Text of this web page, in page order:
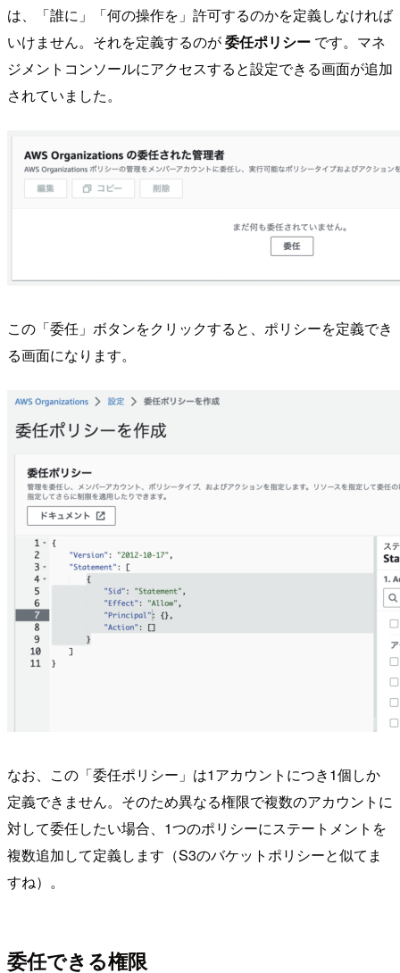
は、「誰に」「何の操作を」許可するのかを定義しなければ
いけません。それを定義するのが委任ポリシー です。マネ
ジメントコンソールにアクセスすると設定できる画面が追加
されていました。
この「委任」ボタンをクリックすると、ポリシーを定義でき
る画面になります。
なお、この「委任ポリシー」は1アカウントにつき1個しか
定義できません。そのため異なる権限で複数のアカウントに
対して委任したい場合、1つのポリシーにステートメントを
複数追加して定義します（S3のバケットポリシーと似てま
すね）。
委任できる権限